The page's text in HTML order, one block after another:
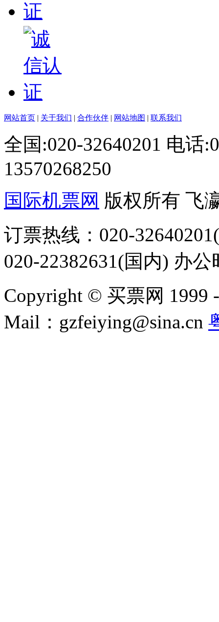
网站首页 | 关于我们 | 合作伙伴 | 网站地图 | 联系我们
全国:020-32640201 电话
13570268250
国际机票网 版权所有 飞
订票热线：020-
020-22382631(国内) 办
Copyright © 买票网 1999
Mail：gzfeiying@sina.cn